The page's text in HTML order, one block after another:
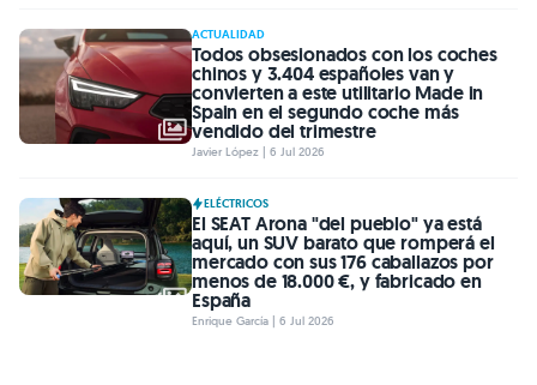
ACTUALIDAD
Todos obsesionados con los coches
chinos y 3.404 españoles van y
convierten a este utilitario Made in
Spain en el segundo coche más
vendido del trimestre
Javier López | 6 Jul 2026
ELÉCTRICOS
El SEAT Arona "del pueblo" ya está
aquí, un SUV barato que romperá el
mercado con sus 176 caballazos por
menos de 18.000 €, y fabricado en
España
Enrique García | 6 Jul 2026